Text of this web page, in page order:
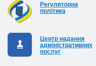
Регуляторна
політика
Центр надання
адміністративних
послуг